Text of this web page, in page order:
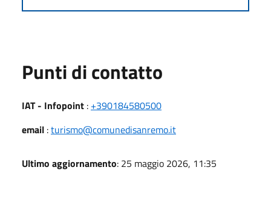
Punti di contatto
IAT - Infopoint : +390184580500
email :turismo@comunedisanremo.it
Ultimo aggiornamento: 25 maggio 2026, 11:35